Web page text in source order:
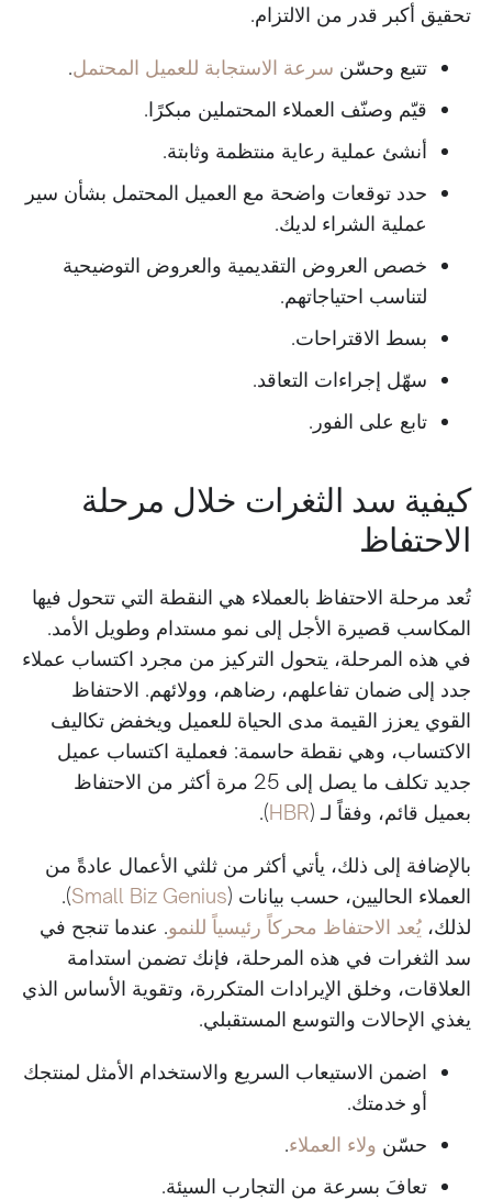
تحقيق أكبر قدر من الالتزام.
تتبع وحسّن سرعة الاستجابة للعميل المحتمل.
قيّم وصنّف العملاء المحتملين مبكرًا.
أنشئ عملية رعاية منتظمة وثابتة.
حدد توقعات واضحة مع العميل المحتمل بشأن سير
عملية الشراء لديك.
خصص العروض التقديمية والعروض التوضيحية
لتناسب احتياجاتهم.
بسط الاقتراحات.
سهّل إجراءات التعاقد.
تابع على الفور.
كيفية سد الثغرات خلال مرحلة
الاحتفاظ
تُعد مرحلة الاحتفاظ بالعملاء هي النقطة التي تتحول فيها
المكاسب قصيرة الأجل إلى نمو مستدام وطويل الأمد.
في هذه المرحلة، يتحول التركيز من مجرد اكتساب عملاء
جدد إلى ضمان تفاعلهم، رضاهم، وولائهم. الاحتفاظ
القوي يعزز القيمة مدى الحياة للعميل ويخفض تكاليف
الاكتساب، وهي نقطة حاسمة: فعملية اكتساب عميل
جديد تكلف ما يصل إلى 25 مرة أكثر من الاحتفاظ
بعميل قائم، وفقاً لـ (HBR
).
بالإضافة إلى ذلك، يأتي أكثر من ثلثي الأعمال عادةً من
العملاء الحاليين، حسب بيانات (Small Biz Genius
).
لذلك، يُعد الاحتفاظ محركاً رئيسياً للنمو. عندما تنجح في
سد الثغرات في هذه المرحلة، فإنك تضمن استدامة
العلاقات، وخلق الإيرادات المتكررة، وتقوية الأساس الذي
يغذي الإحالات والتوسع المستقبلي.
اضمن الاستيعاب السريع والاستخدام الأمثل لمنتجك
أو خدمتك.
حسّن ولاء العملاء.
تعافَ بسرعة من التجارب السيئة.